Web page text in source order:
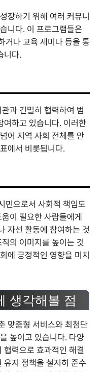
장하기 위해 여러 커뮤니
니다. 이 프로그램들은
거나 교육 세미나 등을 통
니다.
과 긴밀히 협력하여 범
여하고 있습니다. 이러한
어 지역 사회 전체를 안
에서 비롯됩니다.
민으로서 사회적 책임도
이 필요한 사람들에게
자선 활동에 참여하는 것
의 이미지를 높이는 것
에 긍정적인 영향을 미치
생각해볼 점
맞춤형 서비스와 최첨단
높이고 있습니다. 다양
협력으로 효과적인 해결
유지 정책을 철저히 준수